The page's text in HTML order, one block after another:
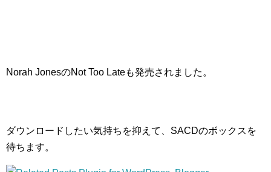
Norah JonesのNot Too Lateも発売されました。
ダウンロードしたい気持ちを抑えて、SACDのボックスを
待ちます。